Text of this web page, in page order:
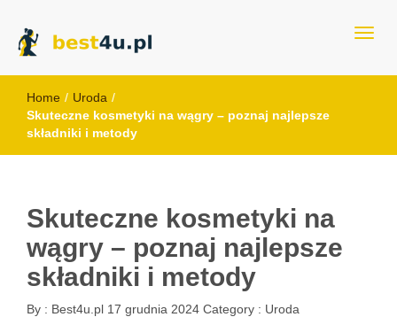
best4u.pl
Home / Uroda /
Skuteczne kosmetyki na wągry – poznaj najlepsze
składniki i metody
Skuteczne kosmetyki na
wągry – poznaj najlepsze
składniki i metody
By : Best4u.pl 17 grudnia 2024 Category : Uroda